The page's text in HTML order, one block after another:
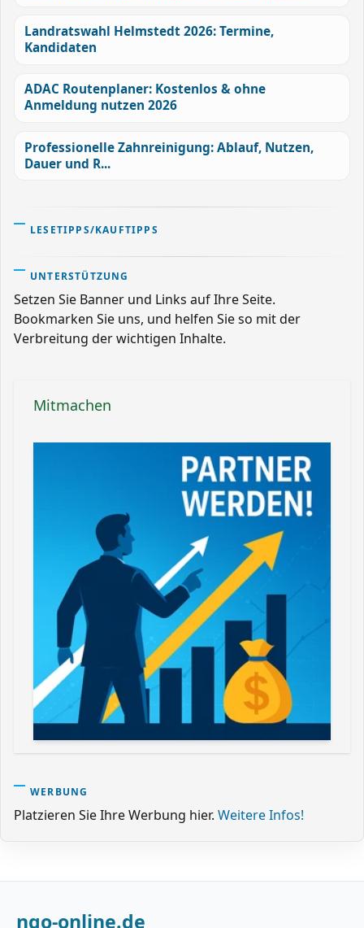
Landratswahl Helmstedt 2026: Termine,
Kandidaten
ADAC Routenplaner: Kostenlos & ohne
Anmeldung nutzen 2026
Professionelle Zahnreinigung: Ablauf, Nutzen,
Dauer und R...
LESETIPPS/KAUFTIPPS
UNTERSTÜTZUNG
Setzen Sie Banner und Links auf Ihre Seite.
Bookmarken Sie uns, und helfen Sie so mit der
Verbreitung der wichtigen Inhalte.
Mitmachen
WERBUNG
Platzieren Sie Ihre Werbung hier. Weitere Infos!
ngo-online.de